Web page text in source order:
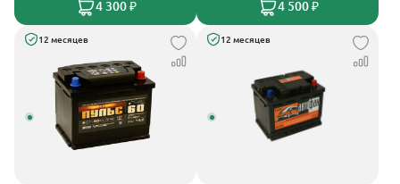
4 300 ₽ 4 500 ₽
12 месяцев 12 месяцев